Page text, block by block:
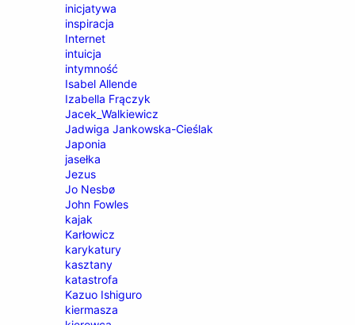
inicjatywa
inspiracja
Internet
intuicja
intymność
Isabel Allende
Izabella Frączyk
Jacek_Walkiewicz
Jadwiga Jankowska-Cieślak
Japonia
jasełka
Jezus
Jo Nesbø
John Fowles
kajak
Karłowicz
karykatury
kasztany
katastrofa
Kazuo Ishiguro
kiermasza